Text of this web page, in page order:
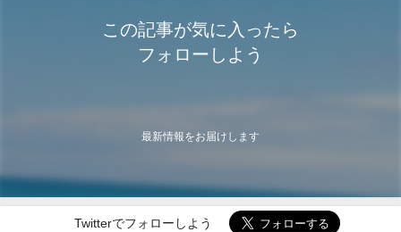
この記事が気に入ったら
フォローしよう
最新情報をお届けします
Twitterでフォローしよう